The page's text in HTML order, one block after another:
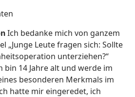
Ich bedanke mich von ganzem
„Junge Leute fragen sich: Sollte
unterziehen?“
bin 14 Jahre alt und werde im
besonderen Merkmals im
hatte mir eingeredet, ich